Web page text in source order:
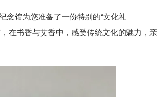
念馆为您准备了一份特别的“文化礼
在书香与艾香中，感受传统文化的魅力，亲